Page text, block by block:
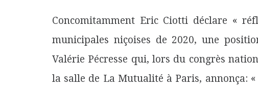
Concomitamment Eric Ciotti déclare «
municipales niçoises de 2020, une
Valérie Pécresse qui, lors du congrès
la salle de La Mutualité à Paris, annonça: